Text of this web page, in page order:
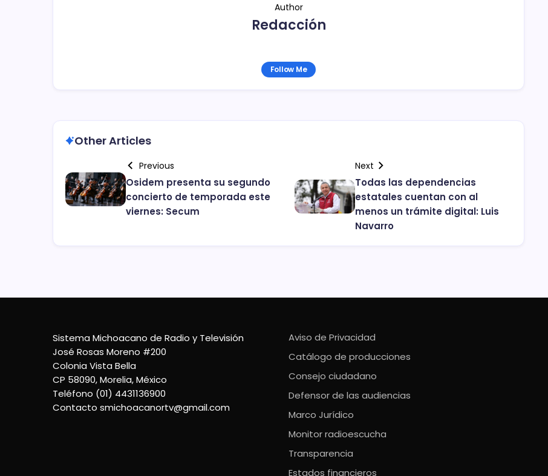
Author
Redacción
Follow Me
Other Articles
Previous
Osidem presenta su segundo
concierto de temporada este
viernes: Secum
Next
Todas las dependencias
estatales cuentan con al
menos un trámite digital: Luis
Navarro
Sistema Michoacano de Radio y Televisión
José Rosas Moreno #200
Colonia Vista Bella
CP 58090, Morelia, México
Teléfono (01) 4431136900
Contacto smichoacanortv@gmail.com
Aviso de Privacidad
Catálogo de producciones
Consejo ciudadano
Defensor de las audiencias
Marco Jurídico
Monitor radioescucha
Transparencia
Estados financieros